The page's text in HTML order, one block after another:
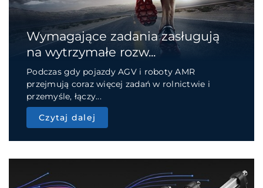
Wymagające zadania zasługują
na wytrzymałe rozw...
Podczas gdy pojazdy AGV i roboty AMR
przejmują coraz więcej zadań w rolnictwie i
przemyśle, łączy...
Czytaj dalej